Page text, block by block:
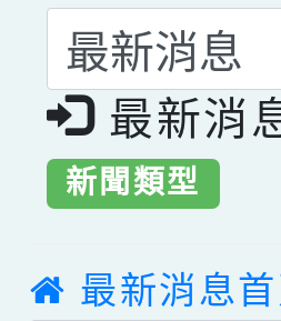
選擇後頁
最新消
新聞類型
最新消息